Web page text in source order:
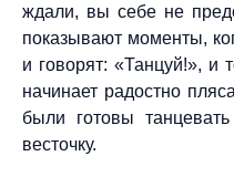
ждали, вы себе не
показывают моменты,
и говорят: «Танцуй!», и
начинает радостно
были готовы
весточку.